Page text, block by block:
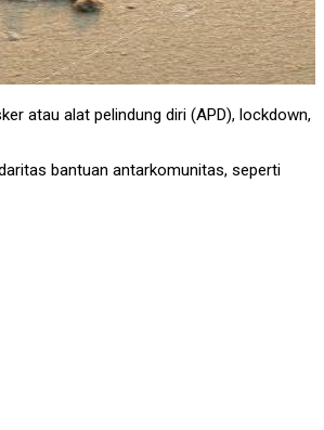
atau alat pelindung diri (APD), lockdown,
bantuan antarkomunitas, seperti